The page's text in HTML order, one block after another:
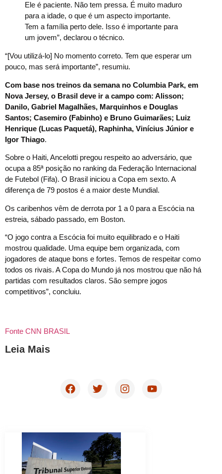
Ele é paciente. Não tem pressa. É muito maduro
para a idade, o que é um aspecto importante.
Tem a família perto dele. Isso é importante para
um jovem”, declarou o técnico.
“[Vou utilizá-lo] No momento correto. Tem que esperar um
pouco, mas será importante”, resumiu.
Com base nos treinos da semana no Columbia Park, em
Nova Jersey, o Brasil deve ir a campo com: Alisson;
Danilo, Gabriel Magalhães, Marquinhos e Douglas
Santos; Casemiro (Fabinho) e Bruno Guimarães; Luiz
Henrique (Lucas Paquetá), Raphinha, Vinícius Júnior e
Igor Thiago.
Sobre o Haiti, Ancelotti pregou respeito ao adversário, que
ocupa a 85ª posição no ranking da Federação Internacional
de Futebol (Fifa). O Brasil iniciou a Copa em sexto. A
diferença de 79 postos é a maior deste Mundial.
Os caribenhos vêm de derrota por 1 a 0 para a Escócia na
estreia, sábado passado, em Boston.
“O jogo contra a Escócia foi muito equilibrado e o Haiti
mostrou qualidade. Uma equipe bem organizada, com
jogadores de ataque bons e fortes. Temos de respeitar como
todos os rivais. A Copa do Mundo já nos mostrou que não há
partidas com resultados claros. São sempre jogos
competitivos”, concluiu.
Fonte CNN BRASIL
Leia Mais